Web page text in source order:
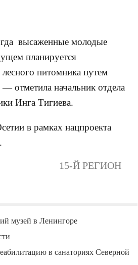
высаженные молодые
планируется
питомника путем
отметила начальник отдела
Инга Тигиева.
в рамках нацпроекта
15-Й РЕГИОН
музей в Ленингоре
в санаториях Северной